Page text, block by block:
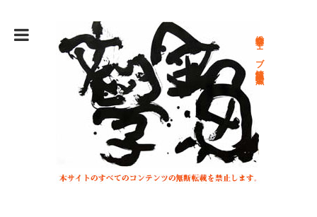
総合文学ウェブ情報誌 文学金魚